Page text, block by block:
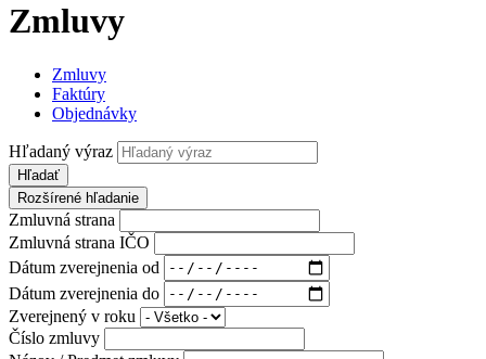
Zmluvy
Zmluvy
Faktúry
Objednávky
Hľadaný výraz
Hľadať
Rozšírené hľadanie
Zmluvná strana
Zmluvná strana IČO
Dátum zverejnenia od
Dátum zverejnenia do
Zverejnený v roku
Číslo zmluvy